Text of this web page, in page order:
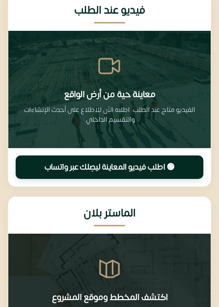
فيديو عند الطلب
معاينة حية من أرض الواقع
الفيديو متاح عند الطلب. اطلبه الآن للاطلاع على أحدث الإنشاءات
والتقسيم الداخلي.
🟢 اطلب فيديو المعاينة ليصِلك عبر واتساب
الماستر بلان
اكتشف المخطط وموقع المشروع